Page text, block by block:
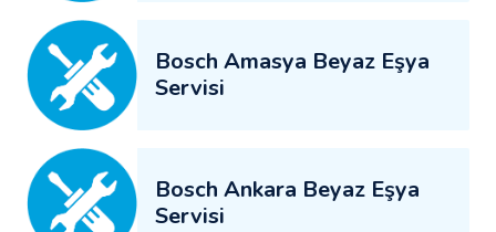
Bosch Amasya Beyaz Eşya
Servisi
Bosch Ankara Beyaz Eşya
Servisi